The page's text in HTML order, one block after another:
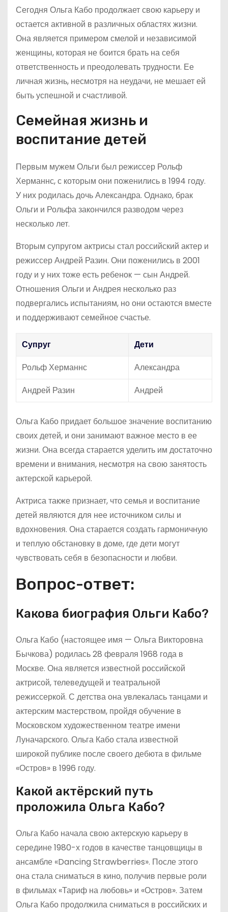
Сегодня Ольга Кабо продолжает свою карьеру и
остается активной в различных областях жизни.
Она является примером смелой и независимой
женщины, которая не боится брать на себя
ответственность и преодолевать трудности. Ее
личная жизнь, несмотря на неудачи, не мешает ей
быть успешной и счастливой.
Семейная жизнь и
воспитание детей
Первым мужем Ольги был режиссер Рольф
Херманнс, с которым они поженились в 1994 году.
У них родилась дочь Александра. Однако, брак
Ольги и Рольфа закончился разводом через
несколько лет.
Вторым супругом актрисы стал российский актер и
режиссер Андрей Разин. Они поженились в 2001
году и у них тоже есть ребенок — сын Андрей.
Отношения Ольги и Андрея несколько раз
подвергались испытаниям, но они остаются вместе
и поддерживают семейное счастье.
Супруг
Дети
Рольф Херманнс
Александра
Андрей Разин
Андрей
Ольга Кабо придает большое значение воспитанию
своих детей, и они занимают важное место в ее
жизни. Она всегда старается уделить им достаточно
времени и внимания, несмотря на свою занятость
актерской карьерой.
Актриса также признает, что семья и воспитание
детей являются для нее источником силы и
вдохновения. Она старается создать гармоничную
и теплую обстановку в доме, где дети могут
чувствовать себя в безопасности и любви.
Вопрос-ответ:
Какова биография Ольги Кабо?
Ольга Кабо (настоящее имя — Ольга Викторовна
Бычкова) родилась 28 февраля 1968 года в
Москве. Она является известной российской
актрисой, телеведущей и театральной
режиссеркой. С детства она увлекалась танцами и
актерским мастерством, пройдя обучение в
Московском художественном театре имени
Луначарского. Ольга Кабо стала известной
широкой публике после своего дебюта в фильме
«Остров» в 1996 году.
Какой актёрский путь
проложила Ольга Кабо?
Ольга Кабо начала свою актерскую карьеру в
середине 1980-х годов в качестве танцовщицы в
ансамбле «Dancing Strawberries». После этого
она стала сниматься в кино, получив первые роли
в фильмах «Тариф на любовь» и «Остров». Затем
Ольга Кабо продолжила сниматься в российских и